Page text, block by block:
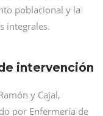
poblacional y la
integrales.
intervención
y Cajal,
por Enfermería de